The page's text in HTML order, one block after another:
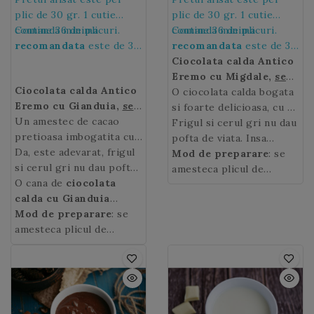
plic de 30 gr. 1 cutie
contine 36 de plicuri.
Comanda minima
recomandata este de 36
Ciocolata calda Antico
Eremo cu Gianduia, se
prepara la Espressor
Un amestec de cacao
pretioasa imbogatita cu
alune de padure ce-i
oferaciocolatei calde
cu Gianduiao textura
moale si catifelata.
Da, este adevarat, frigul
si cerul gri nu dau pofta
de viata. Insa sezonul
rece aduce cu el mici
placeri
reconfortante, ciocolata
O cana de ciocolata
calda cu Gianduia
Antico Eremoaduce un
zambet, va va incalzi
Mod de preparare: se
amesteca plicul de
gr. cu 125 ml lapte si se
fierbe la steamer.
plic de 30 gr. 1 cutie
contine 36 de plicuri.
Comanda minima
recomandata este de 36
de plicuri, adica de 1
cutie.
Ciocolata calda Antico
Eremo cu Migdale, se
prepara la Espressor
O ciocolata calda bogata
si foarte delicioasa, cu o
aroma subtila de
migdale.
Frigul si cerul gri nu dau
pofta de viata. Insa
sezonul rece aduce cu el
mici placeri
racoroasa si va va da o
stare de bine.
Mod de preparare: se
amesteca plicul de